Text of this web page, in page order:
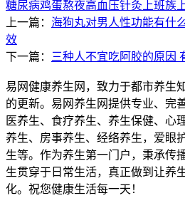
糖尿病鸡蛋熬夜高血压针灸 上班族
上一篇： 海狗丸对男人性功能有什
效
下一篇：
三种人不宜吃阿胶的原因
易网健康养生网，致力于都市养生
的更新。易网养生网提供专业、完
医养生、食疗养生、养生保健、心
养生、房事养生、经络养生，爱眼
生等。作为养生第一门户，秉承传
生贯穿于日常生活，真正做到让养
化。祝您健康生活每一天！